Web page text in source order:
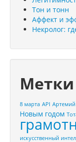
Тон и тонн
Аффект и
Некролог:
Метки
8 марта API
Новым годом
искусственный